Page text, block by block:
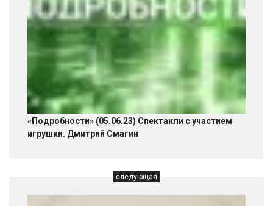
«Подробности» (05.06.23) Спектакли с участием
игрушки. Дмитрий Смагин
следующая